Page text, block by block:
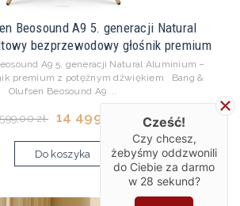
Beosound A9 5. generacji Natural
bezprzewodowy głośnik premium
A9 5. generacji Natural Aluminium –
premium z potężnym dźwiękiem Bang &
Olufsen Beosound A9 ...
zł 14 499,00 zł
Do koszyka
Cześć!
Czy chcesz,
żebyśmy oddzwonili
do Ciebie za darmo
w 28 sekund?